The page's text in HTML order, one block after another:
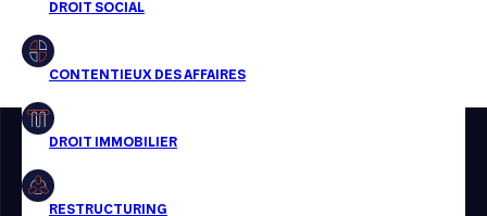
Droit immobilier
Restructuring
Aucun résultats pour cette recherche